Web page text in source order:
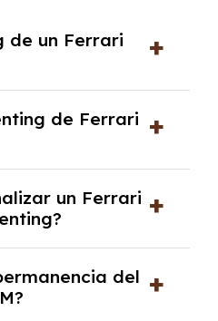
de un Ferrari
largo plazo en el que
fija por el uso del
determinado,
5 años.
de Ferrari
mantenimiento,
asistencia en
la documentación.
un Ferrari
adicional, siempre y
la empresa de renting.
del